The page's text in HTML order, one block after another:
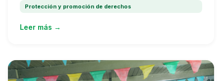
Protección y promoción de derechos
Leer más →